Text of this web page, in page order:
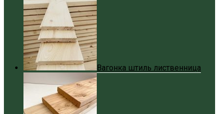
Вагонка штиль лиственница